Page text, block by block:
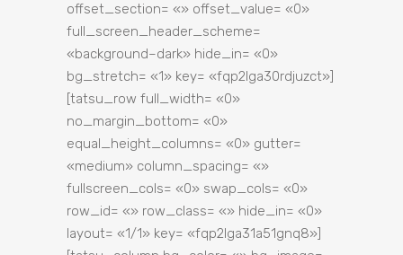
offset_section= «» offset_value= «0»
full_screen_header_scheme=
«background–dark» hide_in= «0»
bg_stretch= «1» key= «fqp2lga30rdjuzct»]
[tatsu_row full_width= «0»
no_margin_bottom= «0»
equal_height_columns= «0» gutter=
«medium» column_spacing= «»
fullscreen_cols= «0» swap_cols= «0»
row_id= «» row_class= «» hide_in= «0»
layout= «1/1» key= «fqp2lga31a51gnq8»]